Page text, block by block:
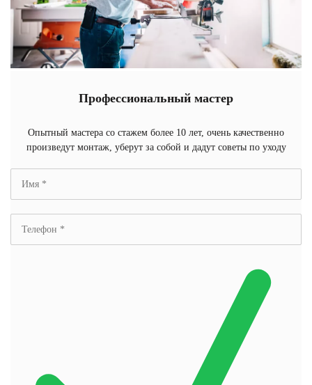
Профессиональный мастер
Опытный мастера со стажем более 10 лет, очень качественно
произведут монтаж, уберут за собой и дадут советы по уходу